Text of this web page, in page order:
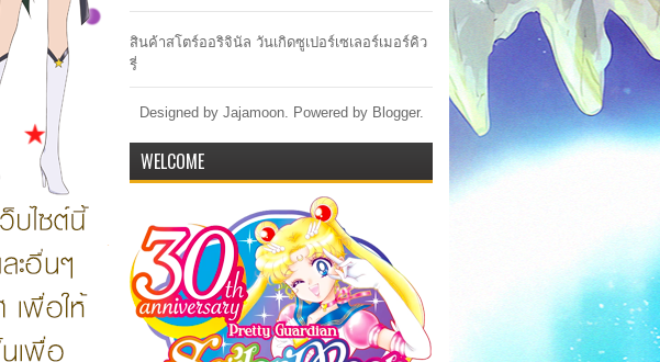
สินค้าสโตร์ออริจินัล วันเกิดซูเปอร์เซเลอร์เมอร์คิว
รี่
Designed by Jajamoon. Powered by Blogger.
WELCOME